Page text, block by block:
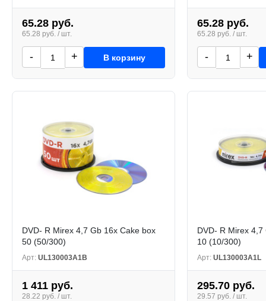
65.28 руб.
65.28 руб. / шт.
- + В корзину
65.28 руб.
65.28 руб. / шт.
- +
DVD- R Mirex 4,7 Gb 16x Cake box
50 (50/300)
Арт: UL130003A1B
1 411 руб.
28.22 руб. / шт.
DVD- R Mirex
10 (10/300)
Арт: UL130003A1L
295.70 руб.
29.57 руб. / шт.